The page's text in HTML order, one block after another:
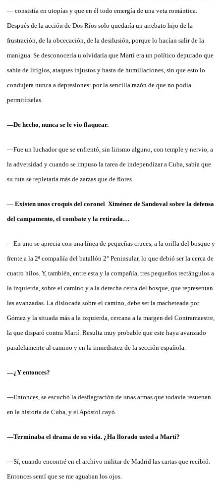
— consistía en utopías y que en él todo emergía de una veta romántica.
Después de la acción de Dos Ríos solo quedaría un arrebato hijo de la
frustración, de la obcecación, de la desilusión, porque lo hacían salir de la
manigua. Se desconocería u olvidaría que Martí era un político depurado que
sabía de litigios, ataques injustos y hasta de humillaciones, sin que esto lo
condujera nunca a depresiones: por la sencilla razón de que no podía
permitírselas.
—De hecho, nunca se le vio flaquear.
—Fue un luchador que se enfrentó, sin lirismo alguno, con temple y nervio, a
la adversidad y cuando se impuso la tarea de independizar a Cuba, sabía que
su ruta se repletaría más de zarzas que de flores.
— Existen unos croquis del coronel Ximénez de Sandoval sobre la defensa
del campamento, el combate y la retirada…
—En uno se aprecia con una línea de pequeñas cruces, a la orilla del bosque y
frente a la 2ª compañía del batallón 2° Peninsular, lo que debió ser la cerca de
cuatro hilos. Y, también, entre esta y la compañía, tres pequeños rectángulos a
la izquierda, sobre el camino y a la derecha cerca del bosque, que representan
las avanzadas. La dislocada sobre el camino, debe ser la macheteada por
Gómez y la situada más a la izquierda, cercana a la margen del Contramaestre,
la que disparó contra Martí. Resulta muy probable que este haya avanzado
paralelamente al camino y en la inmediatez de la sección española.
—¿Y entonces?
—Entonces, se escuchó la desflagración de unas armas que todavía resuenan
en la historia de Cuba, y el Apóstol cayó.
—Terminaba el drama de su vida. ¿Ha llorado usted a Martí?
—Sí, cuando encontré en el archivo militar de Madrid las cartas que recibió.
Entonces sentí que se me aguaban los ojos.